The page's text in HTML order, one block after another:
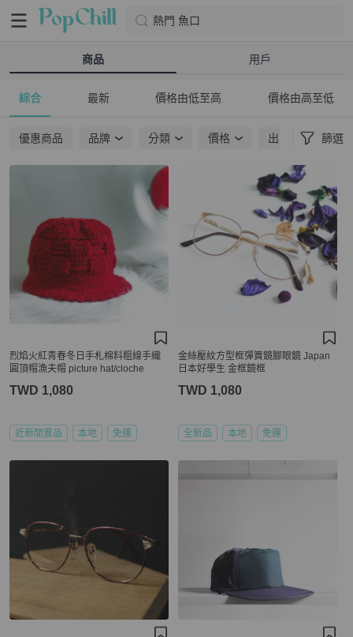
熱門 魚口
商品 用戶
綜合 最新 價格由低至高 價格由高至低
優惠商品 品牌 分類 價格 出貨地點 篩選
烈焰火紅青春冬日手札棉料粗線手織
圓頂帽漁夫帽 picture hat/cloche
TWD 1,080
近新閒置品 本地 免運
金絲壓紋方型框彈篢鏡腳眼鏡 Japan
日本好學生 金框鏡框
TWD 1,080
全新品 本地 免運